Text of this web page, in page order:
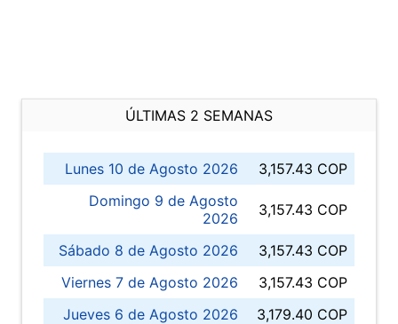
ÚLTIMAS 2 SEMANAS
Lunes 10 de Agosto 2026
3,157.43 COP
Domingo 9 de Agosto
2026
3,157.43 COP
Sábado 8 de Agosto 2026
3,157.43 COP
Viernes 7 de Agosto 2026
3,157.43 COP
Jueves 6 de Agosto 2026
3,179.40 COP